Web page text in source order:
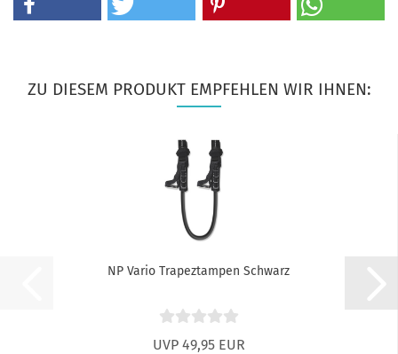
ZU DIESEM PRODUKT EMPFEHLEN WIR IHNEN:
NP Vario Trapeztampen Schwarz
UVP 49,95 EUR